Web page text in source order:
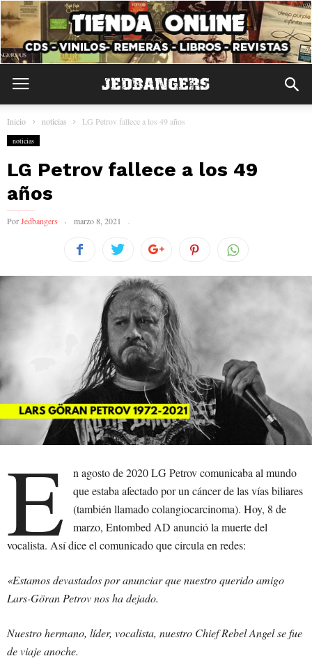
Inicio noticias LG Petrov fallece a los 49 años
noticias
LG Petrov fallece a los 49
años
PorJedbangers marzo 8, 2021
E
n agosto de 2020 LG Petrov comunicaba al mundo
que estaba afectado por un cáncer de las vías biliares
(también llamado colangiocarcinoma). Hoy, 8 de
marzo, Entombed AD anunció la muerte del
vocalista. Así dice el comunicado que circula en redes:
«Estamos devastados por anunciar que nuestro querido amigo
Lars-Göran Petrov nos ha dejado.
Nuestro hermano, líder, vocalista, nuestro Chief Rebel Angel se fue
de viaje anoche.